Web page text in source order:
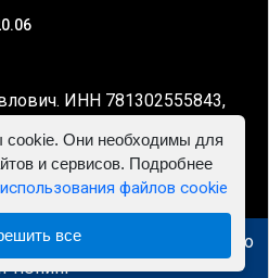
ИНН 781302555843,
в Минске - Автосервис "Евро
Тюнинг"
cookie. Они необходимы для
и сервисов. Подробнее
файлов cookie
все